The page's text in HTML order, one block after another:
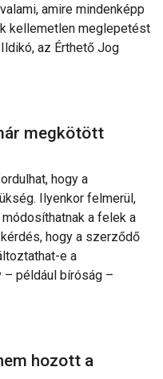
amire mindenképp
kellemetlen meglepetést
az Érthető Jog
megkötött
hogy a
Ilyenkor felmerül,
a felek a
hogy a szerződő
e a
például bíróság –
hozott a